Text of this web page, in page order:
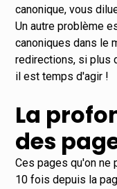
canonique, vous
Un autre problème
canoniques dans le
redirections, si plus
il est temps d'agir !
La
des
Ces pages qu'on ne
10 fois depuis la